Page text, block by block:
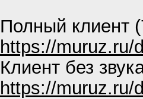
Полный клиент
https://muruz.ru/
Клиент без
https://muruz.ru/